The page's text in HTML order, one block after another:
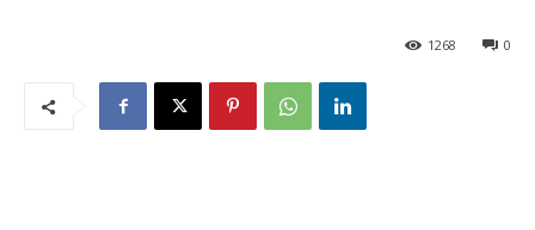
0
1268